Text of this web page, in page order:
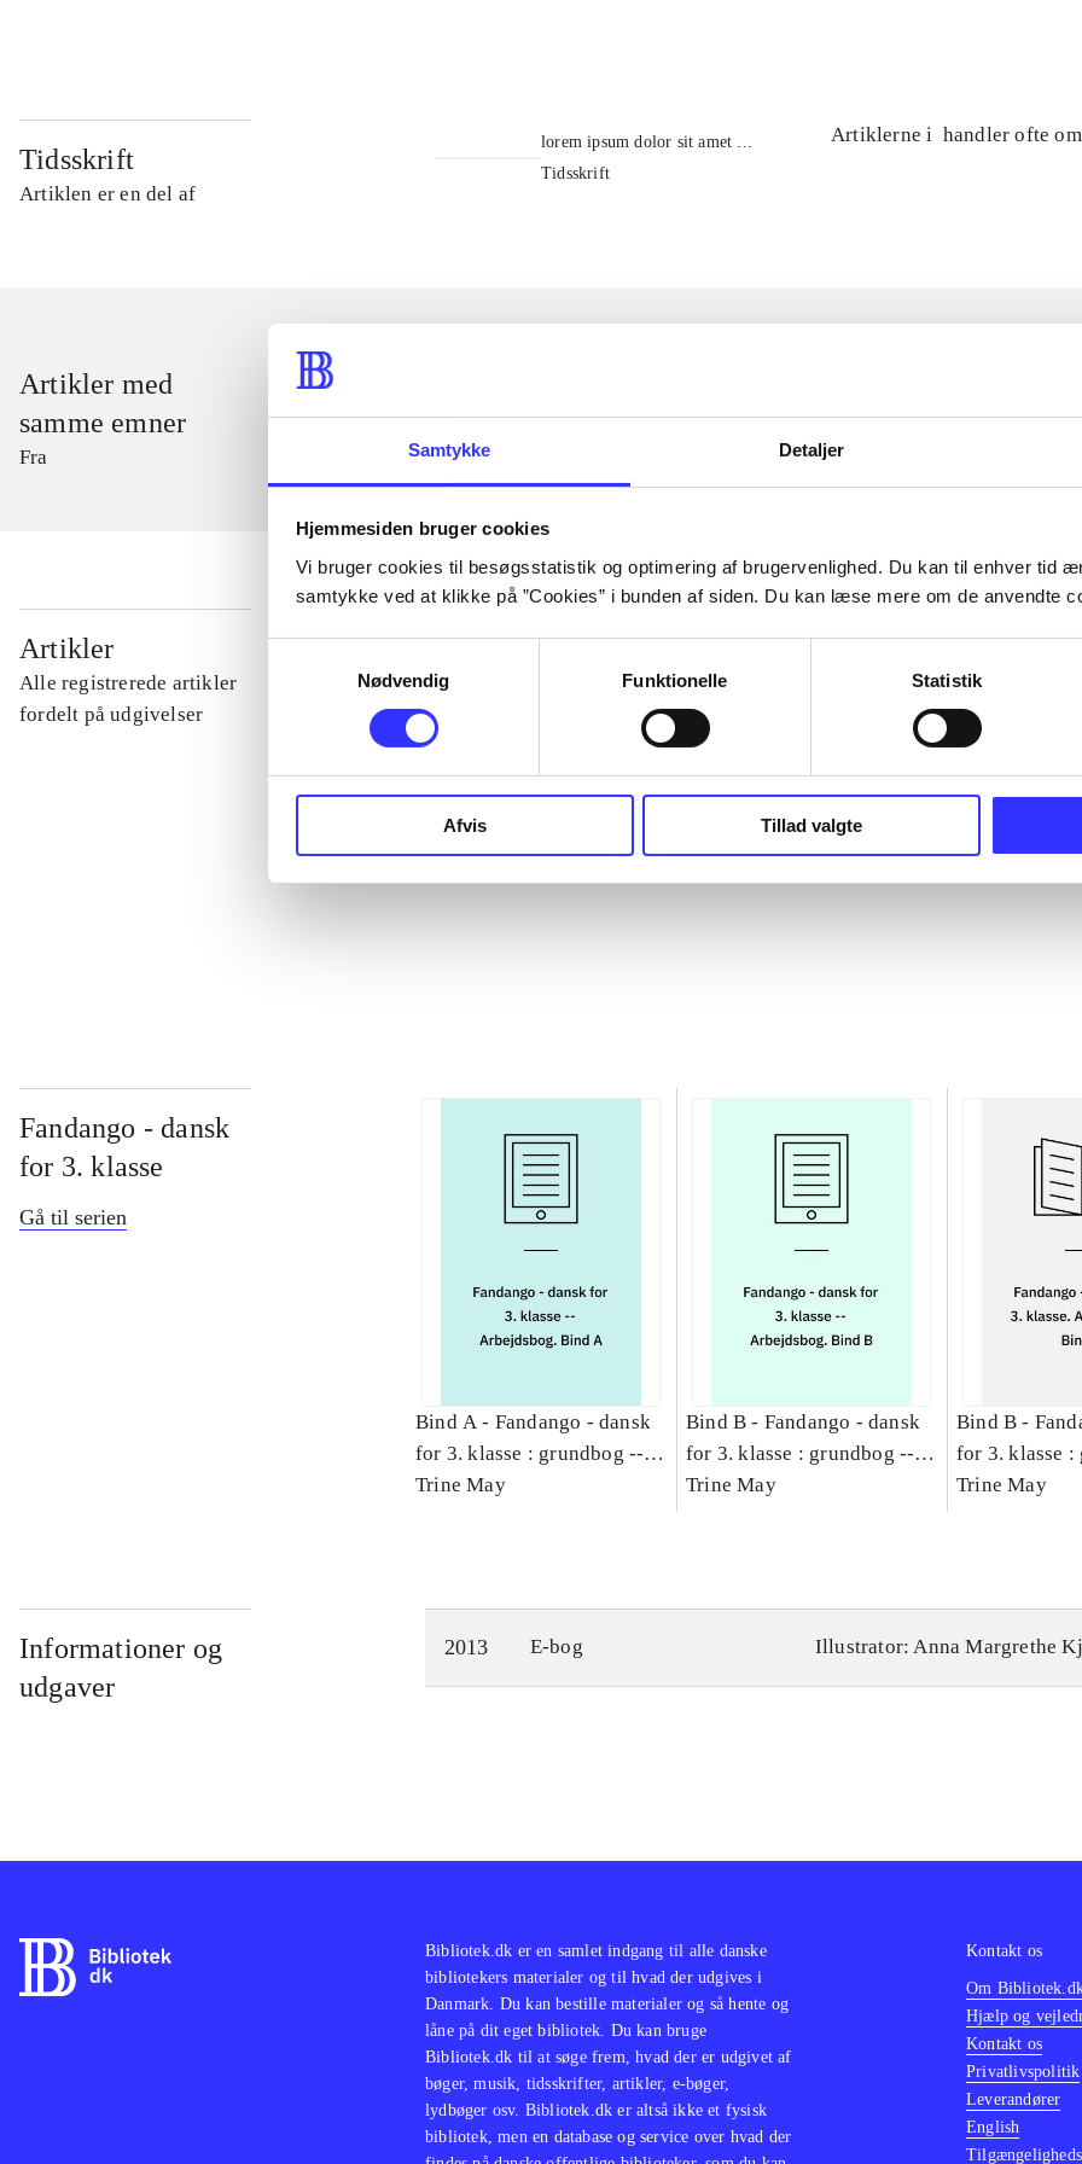
Samtykke Detaljer
Hjemmesiden bruger cookies
Vi bruger cookies til besøgsstatistik og optimering af brugervenlighed. Du kan til enhver tid
samtykke ved at klikke på ”Cookies” i bunden af siden. Du kan læse mere om de anvendte
Nødvendig
Funktionelle Statistik
Afvis Tillad valgte
Tidsskrift
Artiklen er en del af
lorem ipsum dolor sit amet ...
Tidsskrift
Artiklerne i handler ofte om
Artikler med
samme emner
Fra
Artikler
Alle registrerede artikler
fordelt på udgivelser
...
Fandango - dansk
for 3. klasse
Gå til serien
Bind A - Fandango - dansk
for 3. klasse : grundbog --
Arbejdsbog. Bind A
Trine May
Bind B - Fandango - dansk
for 3. klasse : grundbog --
Arbejdsbog. Bind B
Trine May
Bind B -
for 3. klasse :
Arbejdsbog.
Trine May
Informationer og
udgaver
2013 E-bog Illustrator: Anna Margrethe
Bibliotek.dk er en samlet indgang til alle danske
bibliotekers materialer og til hvad der udgives i
Danmark. Du kan bestille materialer og så hente og
låne på dit eget bibliotek. Du kan bruge
Bibliotek.dk til at søge frem, hvad der er udgivet af
bøger, musik, tidsskrifter, artikler, e-bøger,
lydbøger osv. Bibliotek.dk er altså ikke et fysisk
bibliotek, men en database og service over hvad der
Kontakt os
Om
Hjælp og
Kontakt os
Privatlivspolitik
Leverandører
English